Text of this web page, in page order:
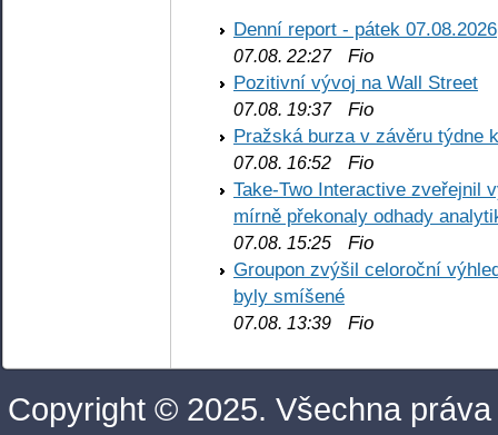
Denní report - pátek 07.08.2026
07.08. 22:27Fio
Pozitivní vývoj na Wall Street
07.08. 19:37Fio
Pražská burza v závěru týdne
07.08. 16:52 Fio
Take-Two Interactive zveřejnil
mírně překonaly odhady
07.08. 15:25 Fio
Groupon zvýšil celoroční
byly smíšené
07.08. 13:39 Fio
Copyright © 2025. Všechna práva